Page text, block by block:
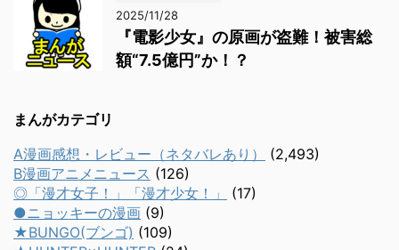
2025/11/28
『電影少女』の原画が盗難！被害総
額“7.5億円”か！？
まんがカテゴリ
A漫画感想・レビュー（ネタバレあり）
(2,493)
B漫画アニメニュース (126)
◎「漫才女子！」「漫才少女！」
(17)
●ニョッキーの漫画 (9)
★BUNGO(ブンゴ) (109)